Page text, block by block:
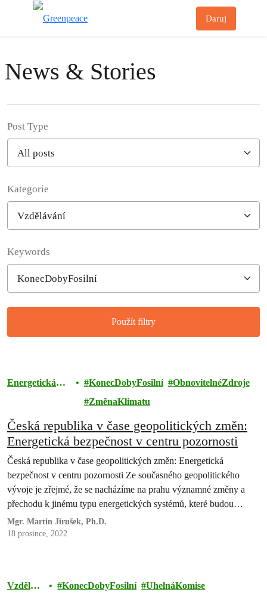
Daruj
News & Stories
Post Type
Kategorie
Keywords
Použít filtry
Energetická
KonecDobyFosilní
ObnovitelnéZdroje
ZměnaKlimatu
Česká republika v čase geopolitických změn:
Energetická bezpečnost v centru pozornosti
Česká republika v čase geopolitických změn: Energetická
bezpečnost v centru pozornosti Ze současného geopolitického
vývoje je zřejmé, že se nacházíme na prahu významné změny a
přechodu k jinému typu energetických systémů, které budou
zahrnovat větší množství obnovitelných zdrojů. Tato tranzice je
zásadní pro energetickou bezpečnost i řešení probíhající klimatické
Mgr. Martin Jirušek, Ph.D.
18 prosince, 2022
Vzděláv
KonecDobyFosilní
UhelnáKomise